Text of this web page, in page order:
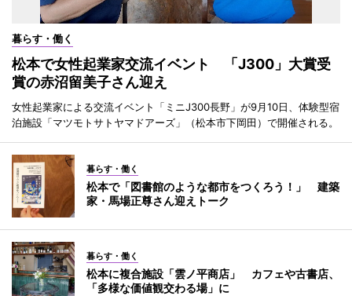
暮らす・働く
松本で女性起業家交流イベント 「J300」大賞受
賞の赤沼留美子さん迎え
女性起業家による交流イベント「ミニJ300長野」が9月10日、体験型宿
泊施設「マツモトサトヤマドアーズ」（松本市下岡田）で開催される。
暮らす・働く
松本で「図書館のような都市をつくろう！」 建築
家・馬場正尊さん迎えトーク
暮らす・働く
松本に複合施設「雲ノ平商店」 カフェや古書店、
「多様な価値観交わる場」に